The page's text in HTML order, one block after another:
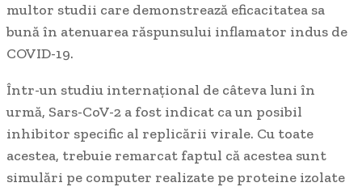
multor studii care demonstrează eficacitatea sa
bună în atenuarea răspunsului inflamator indus de
COVID-19.
Într-un studiu internaţional de câteva luni în
urmă, Sars-CoV-2 a fost indicat ca un posibil
inhibitor specific al replicării virale. Cu toate
acestea, trebuie remarcat faptul că acestea sunt
simulări pe computer realizate pe proteine izolate